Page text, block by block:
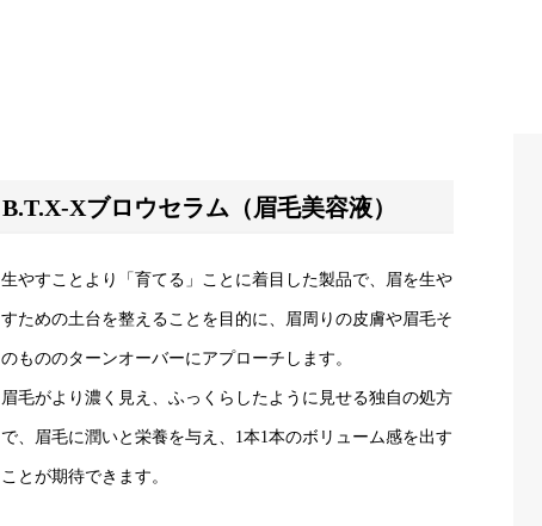
B.T.X-Xブロウセラム（眉毛美容液）
生やすことより「育てる」ことに着目した製品で、眉を生や
すための土台を整えることを目的に、眉周りの皮膚や眉毛そ
のもののターンオーバーにアプローチします。
眉毛がより濃く見え、ふっくらしたように見せる独自の処方
で、眉毛に潤いと栄養を与え、1本1本のボリューム感を出す
ことが期待できます。